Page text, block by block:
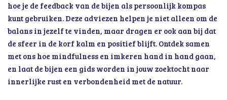
hoe je de feedback van de bijen als persoonlijk kompas
kunt gebruiken. Deze adviezen helpen je niet alleen om de
balans in jezelf te vinden, maar dragen er ook aan bij dat
de sfeer in de korf kalm en positief blijft. Ontdek samen
met ons hoe mindfulness en imkeren hand in hand gaan,
en laat de bijen een gids worden in jouw zoektocht naar
innerlijke rust en verbondenheid met de natuur.